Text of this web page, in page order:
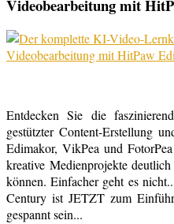
Videobearbeitung mit
Entdecken Sie die
gestützter Content-Erstellung
Edimakor, VikPea und
kreative Medienprojekte
können. Einfacher geht es
Century ist JETZT zum
gespannt sein...